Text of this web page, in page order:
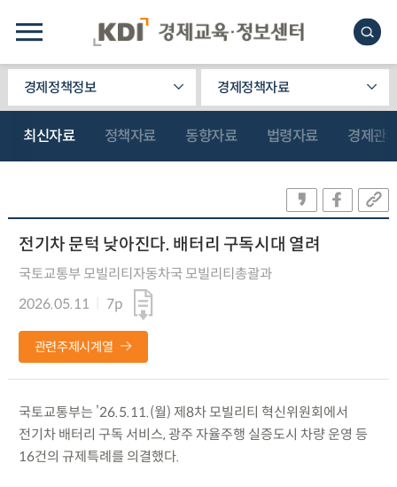
경제정책정보 경제정책자료
최신자료 정책자료 동향자료 법령자료 경제관
전기차 문턱 낮아진다. 배터리 구독시대 열려
국토교통부 모빌리티자동차국 모빌리티총괄과
2026.05.11
7p
관련주제시계열
국토교통부는 ’26.5.11.(월) 제8차 모빌리티 혁신위원회에서
전기차 배터리 구독 서비스, 광주 자율주행 실증도시 차량 운영 등
16건의 규제특례를 의결했다.